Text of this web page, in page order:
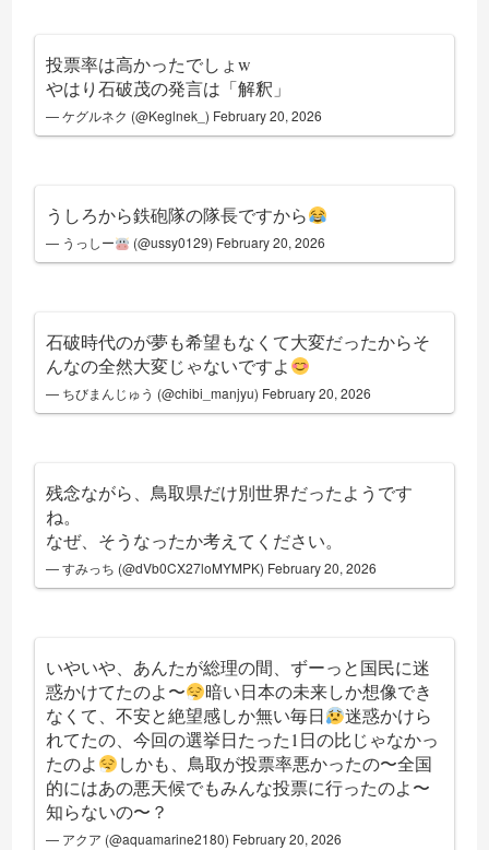
投票率は高かったでしょw
やはり石破茂の発言は「解釈」
— ケグルネク (@Keglnek_) February 20, 2026
うしろから鉄砲隊の隊長ですから
— うっしー (@ussy0129) February 20, 2026
石破時代のが夢も希望もなくて大変だったからそ
んなの全然大変じゃないですよ
— ちびまんじゅう (@chibi_manjyu) February 20, 2026
残念ながら、鳥取県だけ別世界だったようです
ね。
なぜ、そうなったか考えてください。
— すみっち (@dVb0CX27loMYMPK) February 20, 2026
いやいや、あんたが総理の間、ずーっと国民に迷
惑かけてたのよ〜
暗い日本の未来しか想像でき
なくて、不安と絶望感しか無い毎日
迷惑かけら
れてたの、今回の選挙日たった1日の比じゃなかっ
たのよ
しかも、鳥取が投票率悪かったの〜全国
的にはあの悪天候でもみんな投票に行ったのよ〜
知らないの〜？
— アクア (@aquamarine2180) February 20, 2026